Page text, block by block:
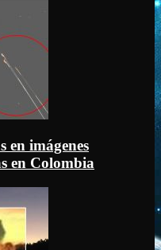
en imágenes
en Colombia